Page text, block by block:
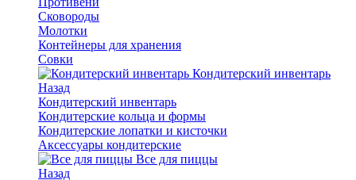
Сковороды
Молотки
Контейнеры для хранения
Совки
Кондитерский инвентарь
Назад
Кондитерский инвентарь
Кондитерские кольца и формы
Кондитерские лопатки и кисточки
Аксессуары кондитерские
Все для пиццы
Назад